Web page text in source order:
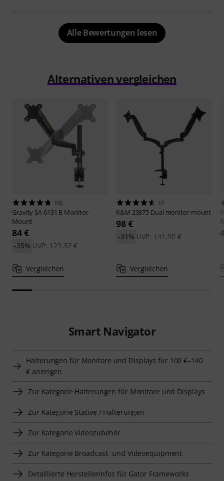
Alle Bewertungen lesen
Alternativen vergleichen
102
Gravity SA 6131 B Monitor
Mount
84 €
UVP: 129,32 €
-35%
Vergleichen
13
K&M 23875 Dual monitor mount
98 €
UVP: 141,90 €
-31%
Vergleichen
Smart Navigator
Halterungen für Monitore und Displays für 100 €–140
€ anzeigen
Zur Kategorie Halterungen für Monitore und Displays
Zur Kategorie Stative / Halterungen
Zur Kategorie Videozubehör
Zur Kategorie Broadcast- und Videoequipment
Detaillierte Herstellerinfos für Gator Frameworks